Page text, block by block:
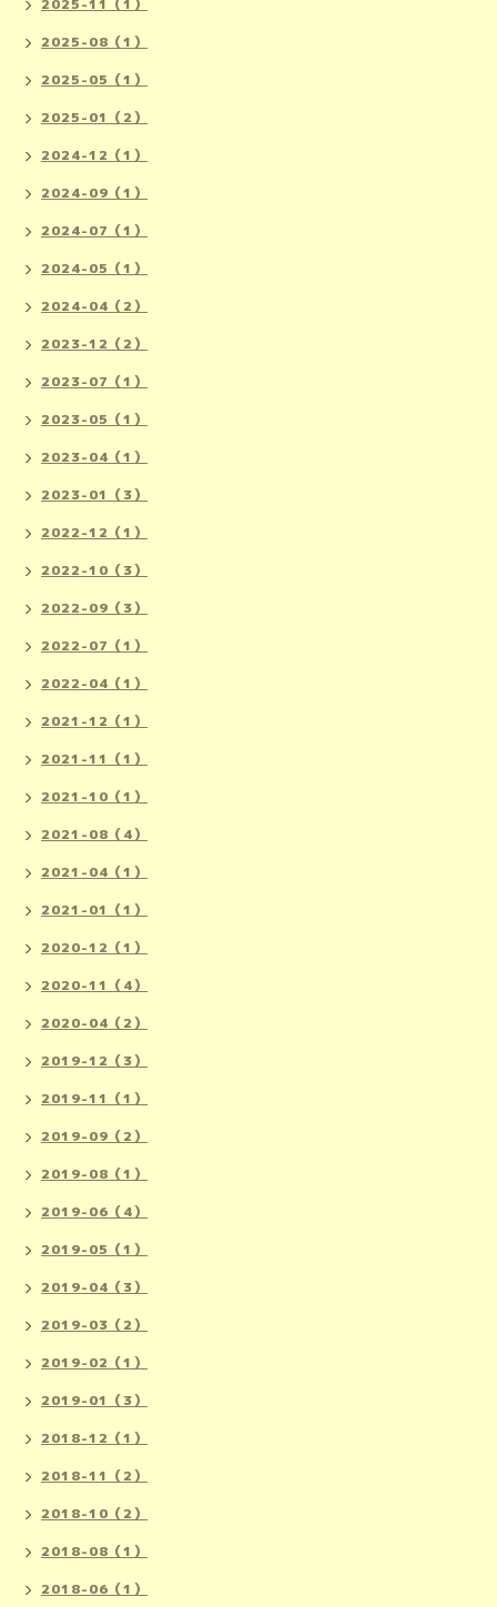
2025-11（1）
2025-08（1）
2025-05（1）
2025-01（2）
2024-12（1）
2024-09（1）
2024-07（1）
2024-05（1）
2024-04（2）
2023-12（2）
2023-07（1）
2023-05（1）
2023-04（1）
2023-01（3）
2022-12（1）
2022-10（3）
2022-09（3）
2022-07（1）
2022-04（1）
2021-12（1）
2021-11（1）
2021-10（1）
2021-08（4）
2021-04（1）
2021-01（1）
2020-12（1）
2020-11（4）
2020-04（2）
2019-12（3）
2019-11（1）
2019-09（2）
2019-08（1）
2019-06（4）
2019-05（1）
2019-04（3）
2019-03（2）
2019-02（1）
2019-01（3）
2018-12（1）
2018-11（2）
2018-10（2）
2018-08（1）
2018-06（1）